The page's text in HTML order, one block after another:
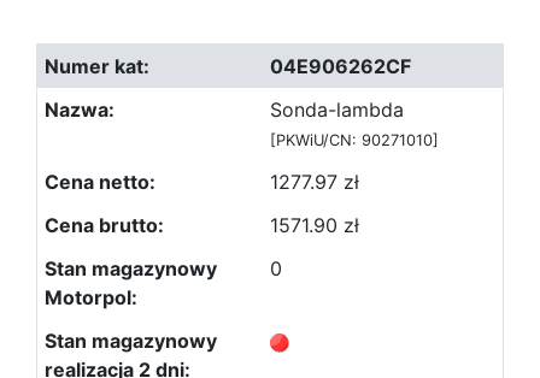
04E906262CF
Sonda-lambda
[PKWiU/CN: 90271010]
1277.97 zł
1571.90 zł
0